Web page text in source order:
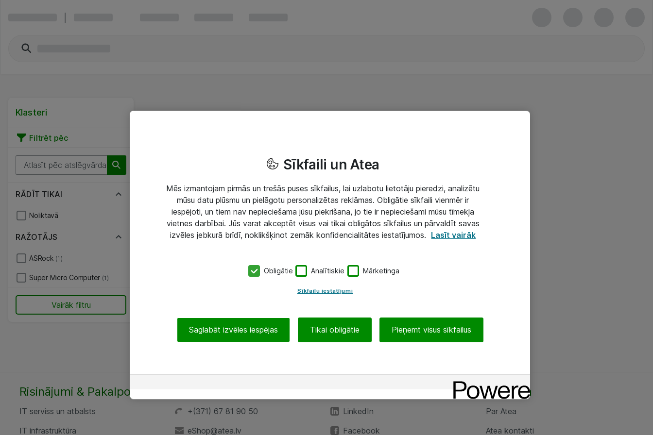
Klasteri
Filtrēt pēc
RĀDĪT TIKAI
Noliktavā
RAŽOTĀJS
ASRock (1)
Super Micro Computer (1)
Vairāk filtru
Risinājumi & Pakalpojumi
IT serviss un atbalsts
IT infrastruktūra
+(371) 67 81 90 50
eShop@atea.lv
LinkedIn
Facebook
Par Atea
Par Atea
Atea kontakti
Sīkfaili un Atea
Mēs izmantojam pirmās un trešās puses sīkfailus, lai uzlabotu lietotāju pieredzi, analizētu
mūsu datu plūsmu un pielāgotu personalizētas reklāmas. Obligātie sīkfaili vienmēr ir
iespējoti, un tiem nav nepieciešama jūsu piekrišana, jo tie ir nepieciešami mūsu tīmekļa
vietnes darbībai. Jūs varat akceptēt visus vai tikai obligātos sīkfailus un pārvaldīt savas
izvēles jebkurā brīdī, noklikšķinot zemāk konfidencialitātes iestatījumos. Lasīt vairāk
Obligātie Analītiskie Mārketinga
Sīkfailu iestatījumi
Saglabāt izvēles iespējas Tikai obligātie Pieņemt visus sīkfailus